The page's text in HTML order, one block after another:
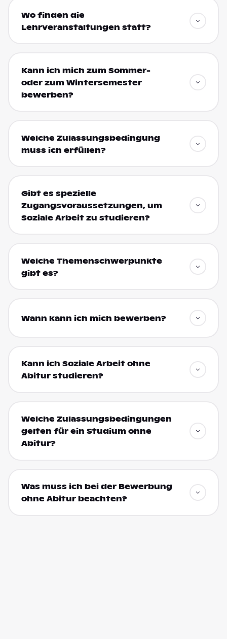
Wo finden die
Lehrveranstaltungen statt?
Kann ich mich zum Sommer-
oder zum Wintersemester
bewerben?
Welche Zulassungsbedingung
muss ich erfüllen?
Gibt es spezielle
Zugangsvoraussetzungen, um
Soziale Arbeit zu studieren?
Welche Themenschwerpunkte
gibt es?
Wann kann ich mich bewerben?
Kann ich Soziale Arbeit ohne
Abitur studieren?
Welche Zulassungsbedingungen
gelten für ein Studium ohne
Abitur?
Was muss ich bei der Bewerbung
ohne Abitur beachten?